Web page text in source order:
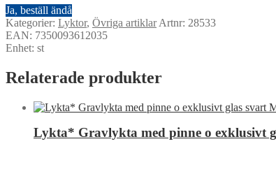
Ja, beställ ändå
Lykta*
rund
svart
Mästerljus
tillverkningsvara*
Kategorier: Lyktor, Övriga artiklarArtnr: 28533
EAN: 7350093612035
Enhet: st
Relaterade produkter
Lykta* Gravlykta med pinne o exklusivt